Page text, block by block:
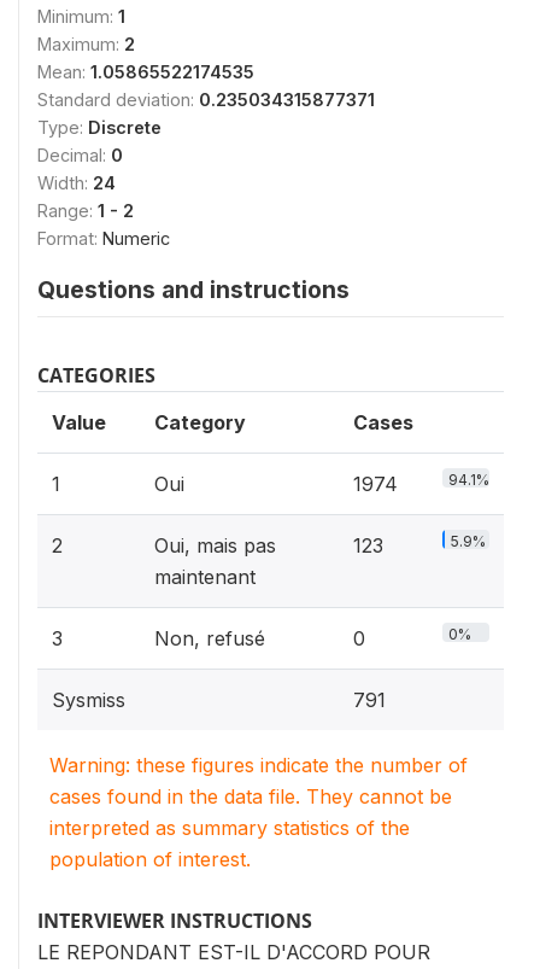
Minimum: 1
Maximum: 2
Mean: 1.05865522174535
Standard deviation: 0.235034315877371
Type: Discrete
Decimal: 0
Width: 24
Range: 1 - 2
Format: Numeric
Questions and instructions
CATEGORIES
Value Category Cases
1 Oui 1974 94.1%
2
Oui, mais pas
maintenant
123 5.9%
3 Non, refusé 0 0%
Sysmiss 791
Warning: these figures indicate the number of
cases found in the data file. They cannot be
interpreted as summary statistics of the
population of interest.
INTERVIEWER INSTRUCTIONS
LE REPONDANT EST-IL D'ACCORD POUR